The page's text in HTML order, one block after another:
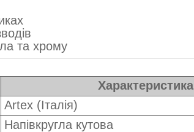
та хрому
Характеристика
Artex (Італія)
Напівкругла кутова